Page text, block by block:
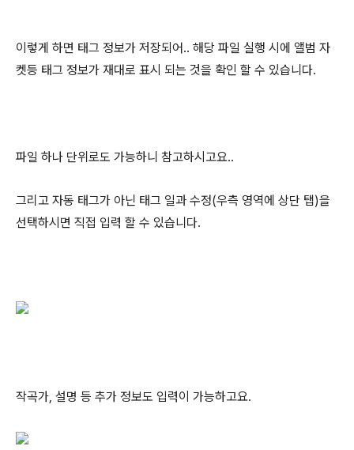
이렇게 하면 태그 정보가 저장되어.. 해당 파일 실행 시에 앨범 자
켓등 태그 정보가 재대로 표시 되는 것을 확인 할 수 있습니다.
파일 하나 단위로도 가능하니 참고하시고요..
그리고 자동 태그가 아닌 태그 일과 수정(우측 영역에 상단 탭)을
선택하시면 직접 입력 할 수 있습니다.
작곡가, 설명 등 추가 정보도 입력이 가능하고요.